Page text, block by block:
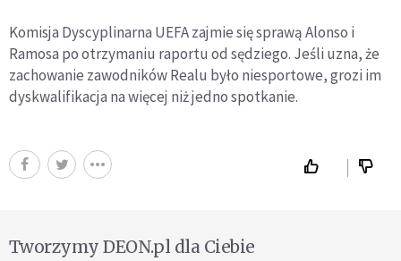
Komisja Dyscyplinarna UEFA zajmie się sprawą Alonso i
Ramosa po otrzymaniu raportu od sędziego. Jeśli uzna, że
zachowanie zawodników Realu było niesportowe, grozi im
dyskwalifikacja na więcej niż jedno spotkanie.
Tworzymy DEON.pl dla Ciebie